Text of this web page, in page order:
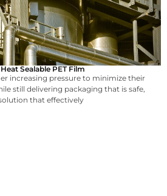
Sealable PET Film
increasing pressure to minimize their
still delivering packaging that is safe,
that effectively